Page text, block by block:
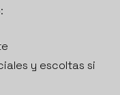
y escoltas si